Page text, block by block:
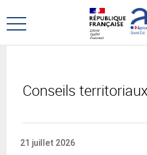
au
menu
au
contenu
Ouvrir
Conseils
21 juillet 2026